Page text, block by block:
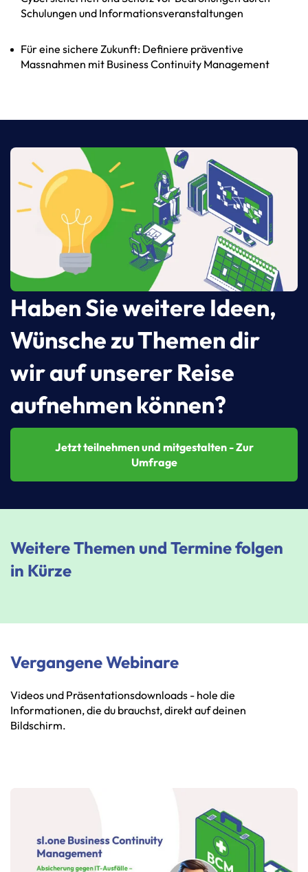
Schulungen und Informationsveranstaltungen
Für eine sichere Zukunft: Definiere präventive
Massnahmen mit Business Continuity Management
Haben Sie weitere Ideen,
Wünsche zu Themen dir
wir auf unserer Reise
aufnehmen können?
Jetzt teilnehmen und mitgestalten - Zur
Umfrage
Weitere Themen und Termine folgen
in Kürze
Vergangene Webinare
Videos und Präsentationsdownloads - hole die
Informationen, die du brauchst, direkt auf deinen
Bildschirm.